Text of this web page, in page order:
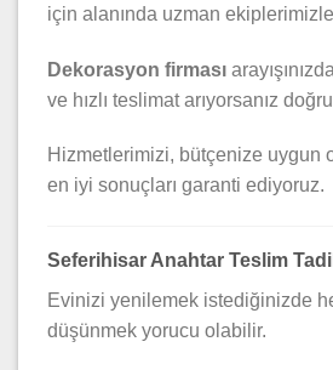
için alanında uzman ekiplerimizle
Dekorasyon firması
ve hızlı teslimat arıyorsanız
Hizmetlerimizi, bütçenize uygun
en iyi sonuçları garanti ediyoruz.
Seferihisar Anahtar Teslim
Evinizi yenilemek istediğinizde
düşünmek yorucu olabilir.